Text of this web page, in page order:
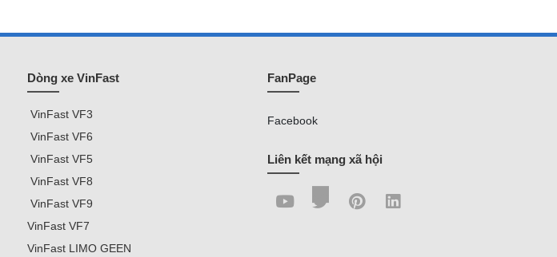
Dòng xe VinFast
VinFast VF3
VinFast VF6
VinFast VF5
VinFast VF8
VinFast VF9
VinFast VF7
VinFast LIMO GEEN
FanPage
Facebook
Liên kết mạng xã hội